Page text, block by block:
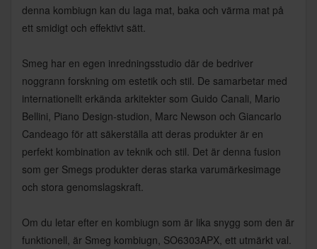
denna kombiugn kan du laga mat, baka och värma mat på
ett smidigt och effektivt sätt.
Smeg har en egen inredningsstudio där de bedriver
noggrann forskning om estetik och stil. De samarbetar med
internationellt erkända arkitekter som Guido Canali, Mario
Bellini, Piano Design-studion, Marc Newson och Giancarlo
Candeago för att säkerställa att deras produkter är en
perfekt kombination av teknik och stil. Det är denna fusion
som ger Smegs produkter deras starka varumärkesimage
och stora genomslagskraft.
Om du letar efter en kombiugn som är lika snygg som den är
funktionell, är Smeg kombiugn, SO6303APX, ett utmärkt val.